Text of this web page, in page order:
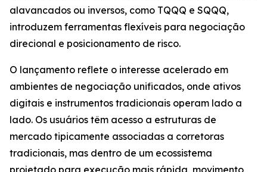
alavancados ou inversos, como TQQQ e SQQQ,
introduzem ferramentas flexíveis para negociação
direcional e posicionamento de risco.
O lançamento reflete o interesse acelerado em
ambientes de negociação unificados, onde ativos
digitais e instrumentos tradicionais operam lado a
lado. Os usuários têm acesso a estruturas de
mercado tipicamente associadas a corretoras
tradicionais, mas dentro de um ecossistema
projetado para execução mais rápida, movimento